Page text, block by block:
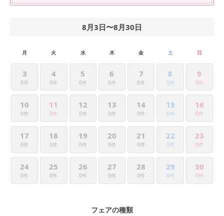
8月3日〜8月30日
月 火 水 木 金 土 日
3
0件
4
0件
5
0件
6
0件
7
0件
8
0件
9
0件
10
0件
11
0件
12
0件
13
0件
14
0件
15
0件
16
0件
17
0件
18
0件
19
0件
20
0件
21
0件
22
0件
23
0件
24
0件
25
0件
26
0件
27
0件
28
0件
29
0件
30
0件
フェアの種類